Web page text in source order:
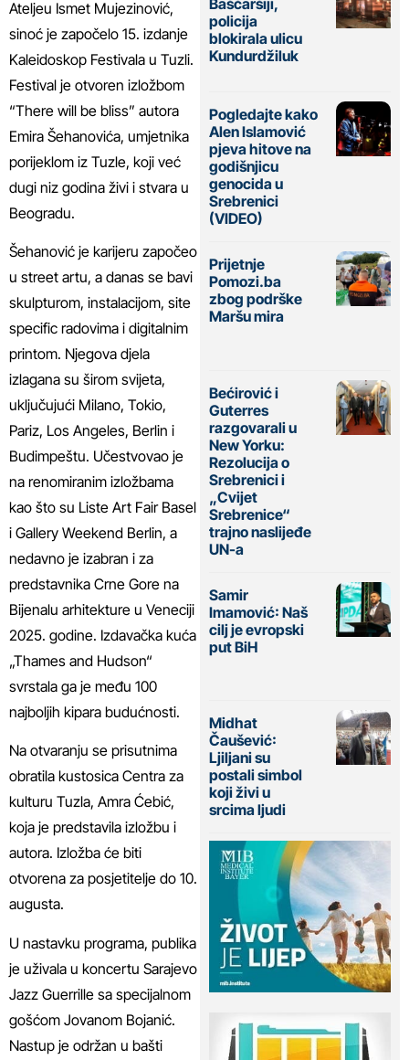
Ateljeu Ismet Mujezinović,
sinoć je započelo 15. izdanje
Kaleidoskop Festivala u Tuzli.
Festival je otvoren izložbom
“There will be bliss” autora
Emira Šehanovića, umjetnika
porijeklom iz Tuzle, koji već
dugi niz godina živi i stvara u
Beogradu.
Šehanović je karijeru započeo
u street artu, a danas se bavi
skulpturom, instalacijom, site
specific radovima i digitalnim
printom. Njegova djela
izlagana su širom svijeta,
uključujući Milano, Tokio,
Pariz, Los Angeles, Berlin i
Budimpeštu. Učestvovao je
na renomiranim izložbama
kao što su Liste Art Fair Basel
i Gallery Weekend Berlin, a
nedavno je izabran i za
predstavnika Crne Gore na
Bijenalu arhitekture u Veneciji
2025. godine. Izdavačka kuća
„Thames and Hudson“
svrstala ga je među 100
najboljih kipara budućnosti.
Na otvaranju se prisutnima
obratila kustosica Centra za
kulturu Tuzla, Amra Ćebić,
koja je predstavila izložbu i
autora. Izložba će biti
otvorena za posjetitelje do 10.
augusta.
U nastavku programa, publika
je uživala u koncertu Sarajevo
Jazz Guerrille sa specijalnom
gošćom Jovanom Bojanić.
Nastup je održan u bašti
Baščaršiji,
policija
blokirala ulicu
Kundurdžiluk
Pogledajte kako
Alen Islamović
pjeva hitove na
godišnjicu
genocida u
Srebrenici
(VIDEO)
Prijetnje
Pomozi.ba
zbog podrške
Maršu mira
Bećirović i
Guterres
razgovarali u
New Yorku:
Rezolucija o
Srebrenici i
„Cvijet
Srebrenice“
trajno naslijeđe
UN-a
Samir
Imamović: Naš
cilj je evropski
put BiH
Midhat
Čaušević:
Ljiljani su
postali simbol
koji živi u
srcima ljudi